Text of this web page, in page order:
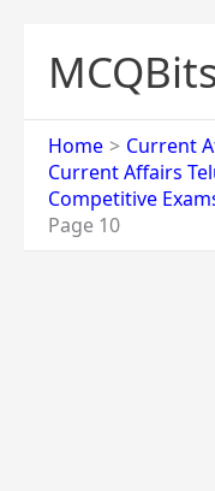
content
Home
Current
Current Affairs
Competitive
Page 10